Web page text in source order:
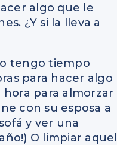
algo que le
¿Y si la lleva a
tengo tiempo
para hacer algo
para almorzar
con su esposa a
y ver una
O limpiar aquel